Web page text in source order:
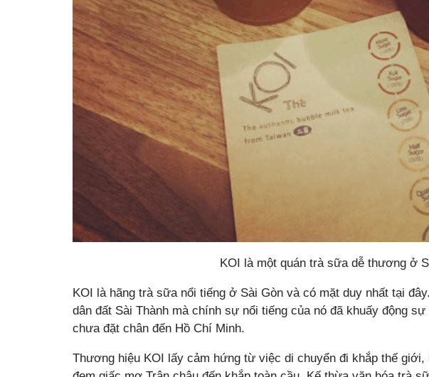
KOI là một quán trà sữa dễ thương ở
KOI là hãng trà sữa nổi tiếng ở Sài Gòn và có mặt duy nhất tại
dân đất Sài Thành mà chính sự nổi tiếng của nó đã khuấy động
chưa đặt chân đến Hồ Chí Minh.
Thương hiệu KOI lấy cảm hứng từ việc di chuyển đi khắp thế